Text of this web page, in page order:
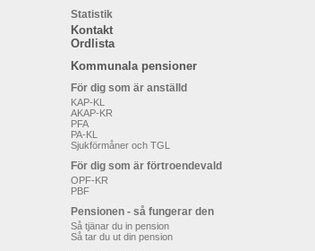
Statistik
Kontakt
Ordlista
Kommunala pensioner
För dig som är anställd
KAP-KL
AKAP-KR
PFA
PA-KL
Sjukförmåner och TGL
För dig som är förtroendevald
OPF-KR
PBF
Pensionen - så fungerar den
Så tjänar du in pension
Så tar du ut din pension